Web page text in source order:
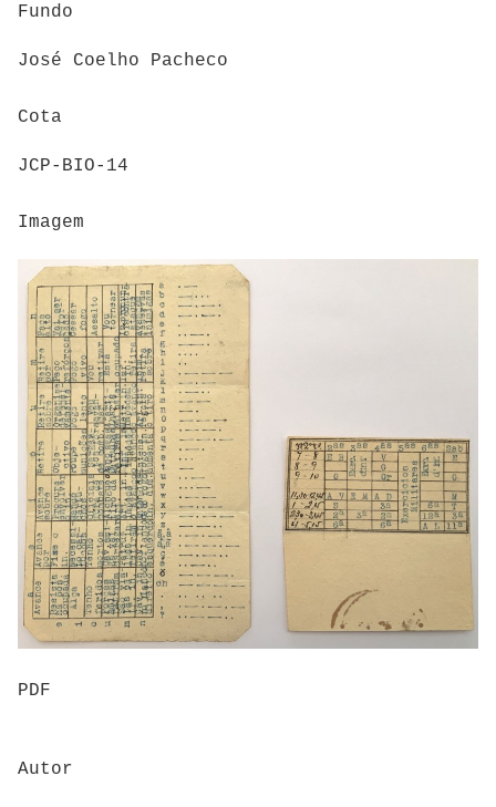
Fundo
José Coelho Pacheco
Cota
JCP-BIO-14
Imagem
PDF
Autor